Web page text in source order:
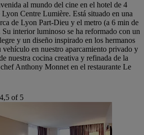
al mundo del cine en el hotel de 4
Centre Lumière. Está situado en una
de Lyon Part-Dieu y el metro (a 6 min de
interior luminoso se ha reformado con un
y un diseño inspirado en los hermanos
en nuestro aparcamiento privado y
nuestra cocina creativa y refinada de la
Anthony Monnet en el restaurante Le
of 5